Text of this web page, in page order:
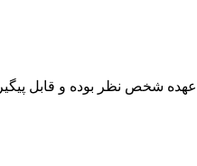
شخص نظر بوده و قابل